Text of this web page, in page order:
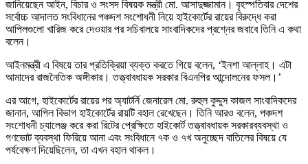
জানিয়েছেন আইন, বিচার ও সংসদ বিষয়ক মন্ত্রী মো. আসাদুজ্জামান। বৃহস্পতিবার দেশের
সর্বোচ্চ আদালত সংবিধানের পঞ্চদশ সংশোধনী নিয়ে হাইকোর্টের রায়ের বিরুদ্ধে করা
আপিলগুলো খারিজ করে দেওয়ার পর সচিবালয়ে সাংবাদিকদের প্রশ্নের জবাবে তিনি এ কথা
বলেন।
আইনমন্ত্রী এ বিষয়ে তার প্রতিক্রিয়া ব্যক্ত করতে গিয়ে বলেন, ‘ইনশা আল্লাহ। এটা
আমাদের রাজনৈতিক অঙ্গীকার। তত্ত্বাবধায়ক সরকার বিএনপির আন্দোলনের ফসল।’
এর আগে, হাইকোর্টের রায়ের পর অ্যাটর্নি জেনারেল মো. রুহুল কুদ্দুস কাজল সাংবাদিকদের
জানান, আপিল বিভাগ হাইকোর্টের রায়টি বহাল রেখেছেন। তিনি আরও বলেন, পঞ্চদশ
সংশোধনী চ্যালেঞ্জ করে করা রিটের প্রেক্ষিতে হাইকোর্ট তত্ত্বাবধায়ক সরকারব্যবস্থা ও
গণভোট ব্যবস্থা ফিরিয়ে আনা এবং সংবিধানে ৭ক ও ৭খ অনুচ্ছেদ বাতিলের বিষয়ে যে
পর্যবেক্ষণ দিয়েছিলেন, তা এখন বহাল থাকল।